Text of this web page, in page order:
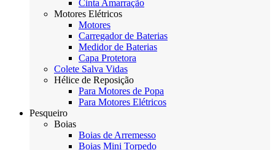
Cinta Amarração
Motores Elétricos
Motores
Carregador de Baterias
Medidor de Baterias
Capa Protetora
Colete Salva Vidas
Hélice de Reposição
Para Motores de Popa
Para Motores Elétricos
Pesqueiro
Boias
Boias de Arremesso
Boias Mini Torpedo